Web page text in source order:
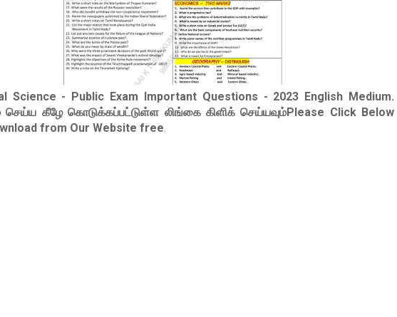
Science - Public Exam Important Questions - 2023 English Medium.
செய்ய கீழே கொடுக்கப்பட்டுள்ள லிங்கை கிளிக் செய்யவும்Please Click Below
from Our Website free